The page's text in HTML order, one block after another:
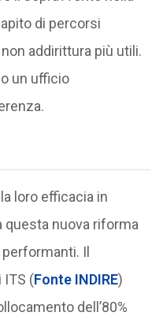
di percorsi
addirittura più utili.
un ufficio
loro efficacia in
questa nuova riforma
Il
ITS (Fonte INDIRE)
dell’80%